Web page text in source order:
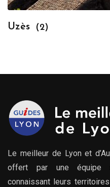
Uzès (2)
Le meilleur de Lyon et
offert par une équipe
connaissant leurs